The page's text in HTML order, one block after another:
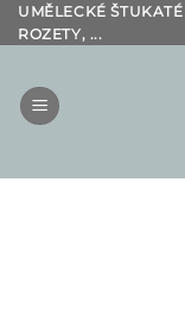
Přeskočit
na
UMĚLECKÉ
ROZETY, ...